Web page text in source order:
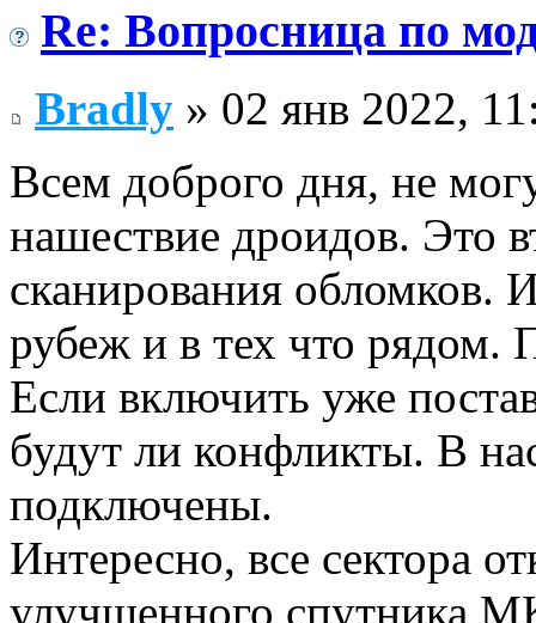
Re: Вопросница по
Bradly » 02 янв 2022,
Всем доброго дня, не
нашествие дроидов. Это
сканирования обломков.
рубеж и в тех что рядом.
Если включить уже
будут ли конфликты. В
подключены.
Интересно, все сектора
улучшенного спутника